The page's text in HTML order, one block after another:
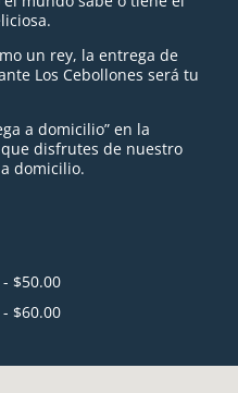
un rey, la entrega de
Los Cebollones será tu
a domicilio” en la
disfrutes de nuestro
domicilio.
$50.00
$60.00